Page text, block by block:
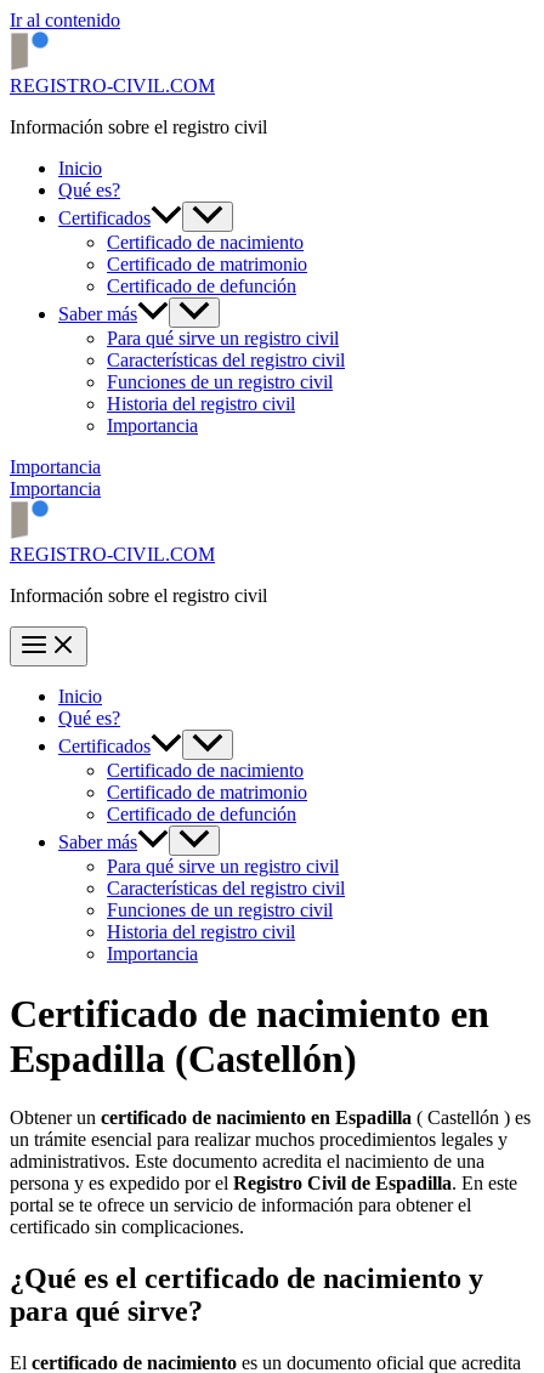
Ir al contenido
REGISTRO-CIVIL.COM
Información sobre el registro civil
Inicio
Qué es?
Certificados
Certificado de nacimiento
Certificado de matrimonio
Certificado de defunción
Saber más
Para qué sirve un registro civil
Características del registro civil
Funciones de un registro civil
Historia del registro civil
Importancia
Importancia
Importancia
REGISTRO-CIVIL.COM
Información sobre el registro civil
Inicio
Qué es?
Certificados
Certificado de nacimiento
Certificado de matrimonio
Certificado de defunción
Saber más
Para qué sirve un registro civil
Características del registro civil
Funciones de un registro civil
Historia del registro civil
Importancia
Certificado de nacimiento en
Espadilla (Castellón)
Obtener un certificado de nacimiento en Espadilla ( Castellón ) es
un trámite esencial para realizar muchos procedimientos legales y
administrativos. Este documento acredita el nacimiento de una
persona y es expedido por el Registro Civil de Espadilla. En este
portal se te ofrece un servicio de información para obtener el
certificado sin complicaciones.
¿Qué es el certificado de nacimiento y
para qué sirve?
El certificado de nacimiento es un documento oficial que acredita